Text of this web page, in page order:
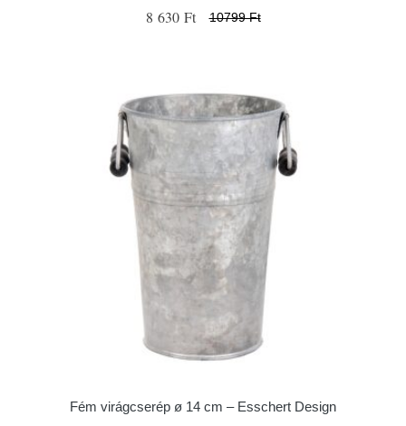
8 630 Ft 10799 Ft
Fém virágcserép ø 14 cm – Esschert Design